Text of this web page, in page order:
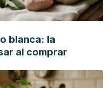
blanca: la
al comprar